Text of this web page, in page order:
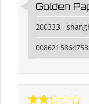
Golden
200333 -